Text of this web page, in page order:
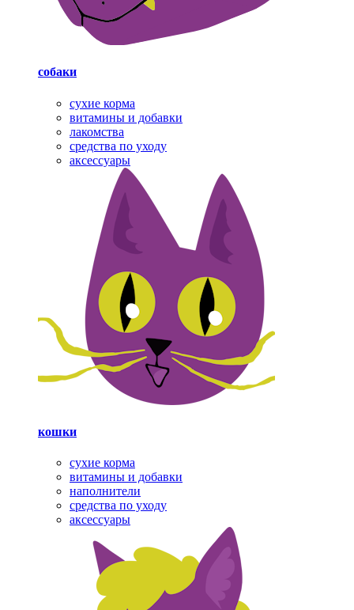
собаки
cухие корма
витамины и добавки
лакомства
средства по уходу
аксессуары
кошки
сухие корма
витамины и добавки
наполнители
средства по уходу
аксессуары